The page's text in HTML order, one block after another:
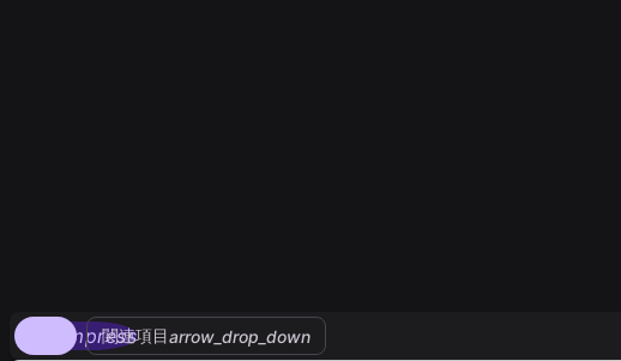
compress
関連項目arrow_drop_down